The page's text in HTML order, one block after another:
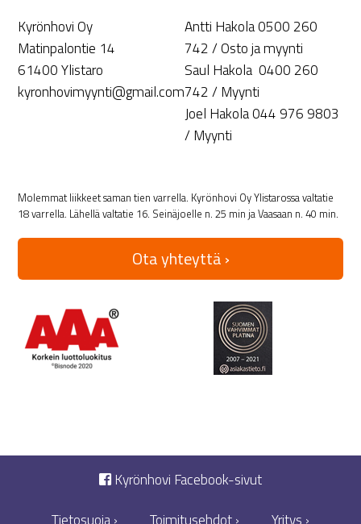
Kyrönhovi Oy
Matinpalontie 14
61400 Ylistaro
kyronhovimyynti@gmail.com
Antti Hakola 0500 260
742 / Osto ja myynti
Saul Hakola 0400 260
742 / Myynti
Joel Hakola 044 976 9803
/ Myynti
Molemmat liikkeet saman tien varrella. Kyrönhovi Oy Ylistarossa valtatie
18 varrella. Lähellä valtatie 16. Seinäjoelle n. 25 min ja Vaasaan n. 40 min.
Ota yhteyttä ›
Kyrönhovi Facebook-sivut